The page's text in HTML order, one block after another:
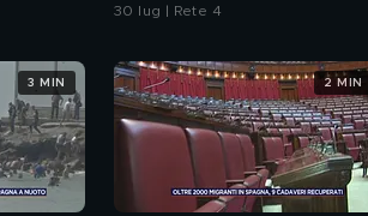
30 lug | Rete 4
3 MIN 2 MIN